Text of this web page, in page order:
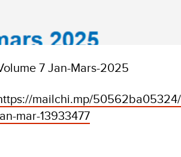
7 Jan-Mars-2025
mailchi.mp/
mar-13933477